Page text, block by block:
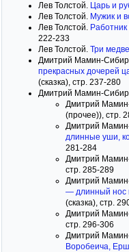
Лев Толстой. Царь и
Лев Толстой. Мужик и
Лев Толстой.
222-233
Лев Толстой. Три
Дмитрий Мамин-
прекрасных дочерей
(сказка), стр. 237-280
Дмитрий Мамин-
Дмитрий
(прочее)), стр.
Дмитрий
длинные уши,
281-284
Дмитрий
стр. 285-289
Дмитрий
— длинный нос
(сказка), стр.
Дмитрий
стр. 296-306
Дмитрий
Воробеича,